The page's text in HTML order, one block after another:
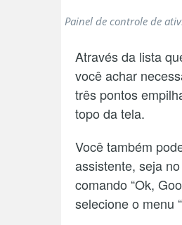
Painel de controle de
Através da lista
você achar
três pontos
topo da tela.
Você também
assistente, seja
comando “Ok,
selecione o menu